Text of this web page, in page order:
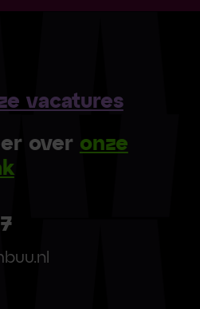
vacatures
over onze